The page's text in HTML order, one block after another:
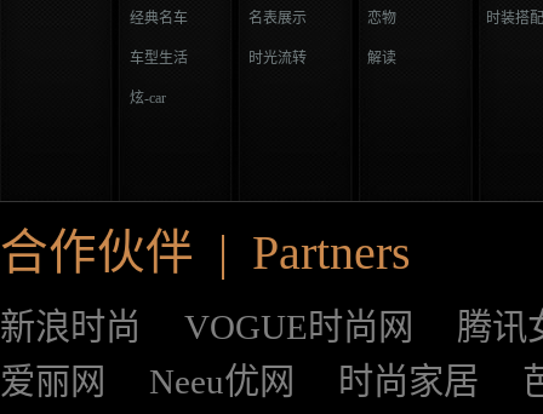
经典名车
车型生活
炫-car
名表展示
时光流转
恋物
解读
时装搭配
合作伙伴 | Partners
新浪时尚 VOGUE时尚网
腾讯
爱丽网
Neeu优网 时尚家居